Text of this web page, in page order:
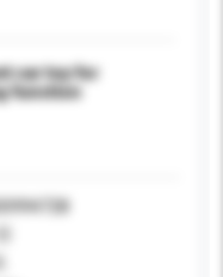
car toy for
function